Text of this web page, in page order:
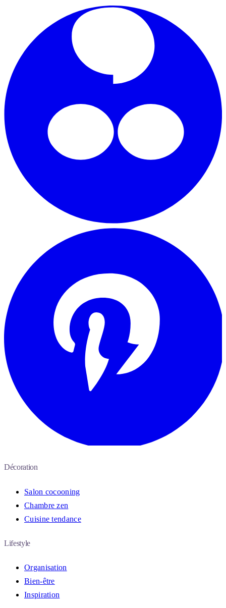
Décoration
Salon cocooning
Chambre zen
Cuisine tendance
Lifestyle
Organisation
Bien-être
Inspiration